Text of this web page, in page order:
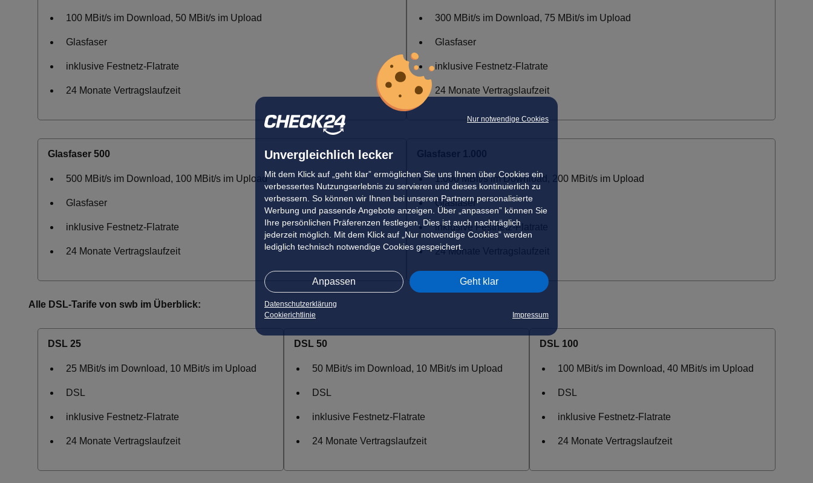
Nur notwendige Cookies
Unvergleichlich lecker
Mit dem Klick auf „geht klar” ermöglichen Sie uns Ihnen über Cookies ein
verbessertes Nutzungserlebnis zu servieren und dieses kontinuierlich zu
verbessern. So können wir Ihnen bei unseren Partnern personalisierte
Werbung und passende Angebote anzeigen. Über „anpassen” können Sie
Ihre persönlichen Präferenzen festlegen. Dies ist auch nachträglich
jederzeit möglich. Mit dem Klick auf „Nur notwendige Cookies” werden
lediglich technisch notwendige Cookies gespeichert.
Anpassen Geht klar
Datenschutzerklärung
Cookierichtlinie
Impressum
100 MBit/s im Download, 50 MBit/s im Upload
Glasfaser
inklusive Festnetz-Flatrate
24 Monate Vertragslaufzeit
300 MBit/s im Download, 75 MBit/s im Upload
Glasfaser
inklusive Festnetz-Flatrate
24 Monate Vertragslaufzeit
Glasfaser 500
500 MBit/s im Download, 100 MBit/s im Upload
Glasfaser
inklusive Festnetz-Flatrate
24 Monate Vertragslaufzeit
1.000 MBit/s im Download, 200 MBit/s im Upload
Glasfaser
inklusive Festnetz-Flatrate
24 Monate Vertragslaufzeit
Alle DSL-Tarife von swb im Überblick:
DSL 25
25 MBit/s im Download, 10 MBit/s im Upload
DSL
inklusive Festnetz-Flatrate
24 Monate Vertragslaufzeit
DSL 50
50 MBit/s im Download, 10 MBit/s im Upload
DSL
inklusive Festnetz-Flatrate
24 Monate Vertragslaufzeit
DSL 100
100 MBit/s im Download, 40 MBit/s im Upload
DSL
inklusive Festnetz-Flatrate
24 Monate Vertragslaufzeit